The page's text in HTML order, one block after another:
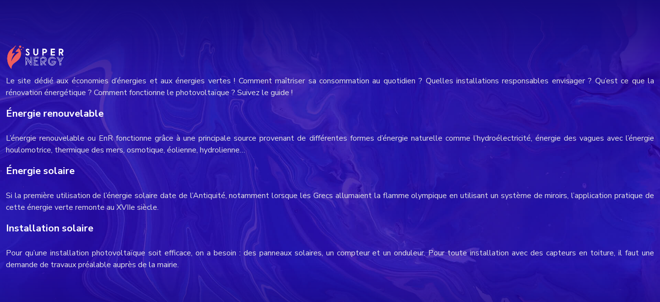
Le site dédié aux économies d’énergies et aux énergies vertes ! Comment maîtriser sa consommation au quotidien ? Quelles installations responsables envisager ? Qu’est ce que la
rénovation énergétique ? Comment fonctionne le photovoltaïque ? Suivez le guide !
Énergie renouvelable
L’énergie renouvelable ou EnR fonctionne grâce à une principale source provenant de différentes formes d’énergie naturelle comme l’hydroélectricité, énergie des vagues avec l’énergie
houlomotrice, thermique des mers, osmotique, éolienne, hydrolienne…
Énergie solaire
Si la première utilisation de l’énergie solaire date de l’Antiquité, notamment lorsque les Grecs allumaient la flamme olympique en utilisant un système de miroirs, l’application pratique de
cette énergie verte remonte au XVIIe siècle.
Installation solaire
Pour qu’une installation photovoltaïque soit efficace, on a besoin : des panneaux solaires, un compteur et un onduleur. Pour toute installation avec des capteurs en toiture, il faut une
demande de travaux préalable auprès de la mairie.